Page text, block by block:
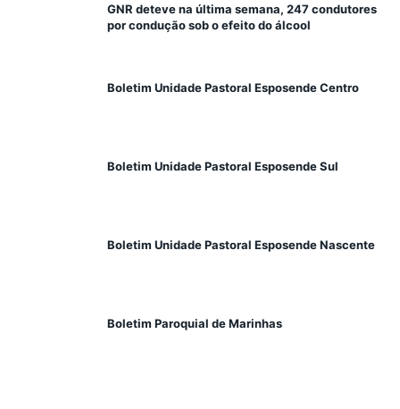
GNR deteve na última semana, 247 condutores
por condução sob o efeito do álcool
Boletim Unidade Pastoral Esposende Centro
Boletim Unidade Pastoral Esposende Sul
Boletim Unidade Pastoral Esposende Nascente
Boletim Paroquial de Marinhas